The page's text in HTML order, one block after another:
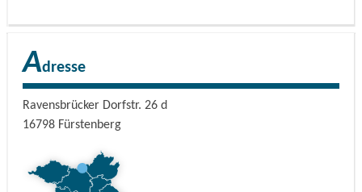
Adresse
Ravensbrücker Dorfstr. 26 d
16798 Fürstenberg